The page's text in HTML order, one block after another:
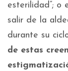
esterilidad”; o
salir de la
durante su
de estas